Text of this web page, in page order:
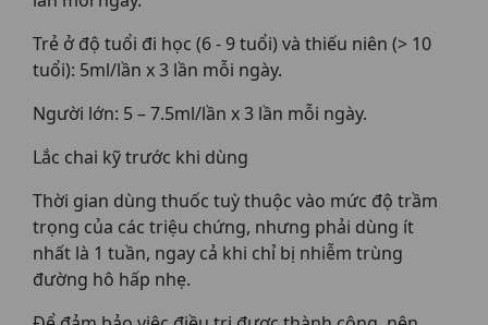
Trẻ ở độ tuổi đi học (6 - 9 tuổi) và thiếu niên (> 10
tuổi): 5ml/lần x 3 lần mỗi ngày.
Người lớn: 5 – 7.5ml/lần x 3 lần mỗi ngày.
Lắc chai kỹ trước khi dùng
Thời gian dùng thuốc tuỳ thuộc vào mức độ trầm
trọng của các triệu chứng, nhưng phải dùng ít
nhất là 1 tuần, ngay cả khi chỉ bị nhiễm trùng
đường hô hấp nhẹ.